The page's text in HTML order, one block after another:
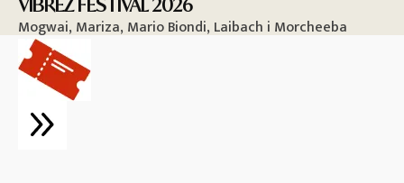
VIBREZ FESTIVAL 2026
Mogwai, Mariza, Mario Biondi, Laibach i Morcheeba